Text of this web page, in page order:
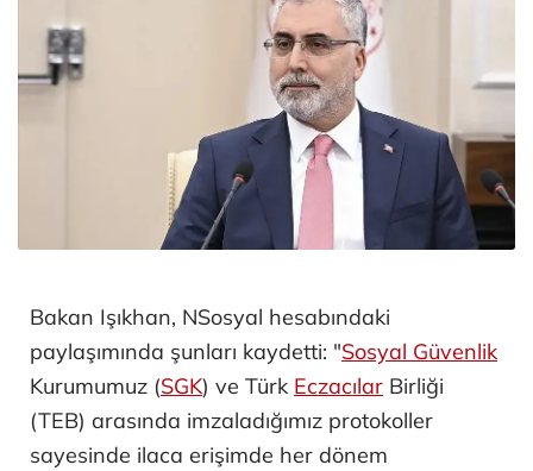
Bakan Işıkhan, NSosyal hesabındaki
paylaşımında şunları kaydetti: "Sosyal Güvenlik
Kurumumuz (SGK) ve Türk Eczacılar Birliği
(TEB) arasında imzaladığımız protokoller
sayesinde ilaca erişimde her dönem